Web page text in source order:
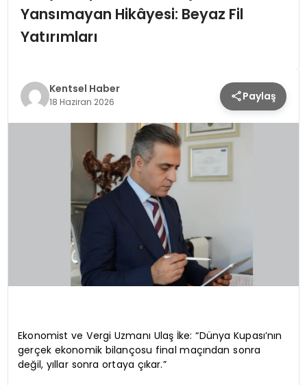
EĞITIM
MAGAZIN
KÜLTÜR & SANAT
Yansımayan Hikâyesi: Beyaz Fil
Yatırımları
Kentsel Haber
18 Haziran 2026 Paylaş
Ekonomist ve Vergi Uzmanı Ulaş İke: “Dünya Kupası’nın
gerçek ekonomik bilançosu final maçından sonra
değil, yıllar sonra ortaya çıkar.”